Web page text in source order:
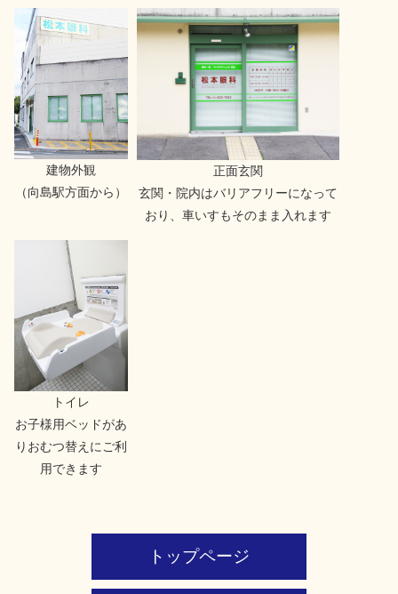
建物外観
（向島駅方面から）
正面玄関
玄関・院内はバリアフリーになって
おり、車いすもそのまま入れます
トイレ
お子様用ベッドがあ
りおむつ替えにご利
用できます
トップページ